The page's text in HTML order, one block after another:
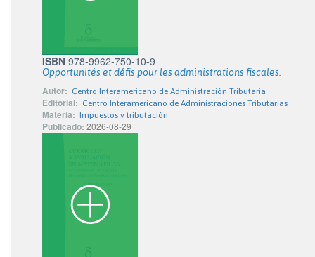
ISBN 978-9962-750-10-9
Opportunités et défis pour les administrations fiscales.
Autor: Centro Interamericano de Administración Tributaria
Editorial: Centro Interamericano de Administraciones Tributarias
Materia: Impuestos y tributación
Publicado: 2026-08-29